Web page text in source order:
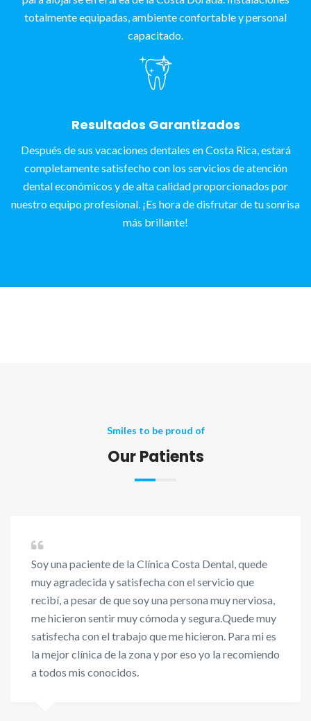
totalmente equipadas, ambiente confortable y personal
capacitado.
Resultados Garantizados
Después de sus vacaciones dentales en Costa Rica, estará
completamente satisfecho con los servicios de atención
dental económicos y de alta calidad proporcionados por
nuestro equipo profesional. ¡Es hora de disfrutar de tu sonrisa
más brillante!
Smiles to be proud of
Our Patients
Soy una paciente de la Clínica Costa Dental, quede
muy agradecida y satisfecha con el servicio que
recibí, a pesar de que soy una persona muy nerviosa,
me hicieron sentir muy cómoda y segura.Quede muy
satisfecha con el trabajo que me hicieron. Para mi es
la mejor clínica de la zona y por eso yo la recomiendo
a todos mis conocidos.